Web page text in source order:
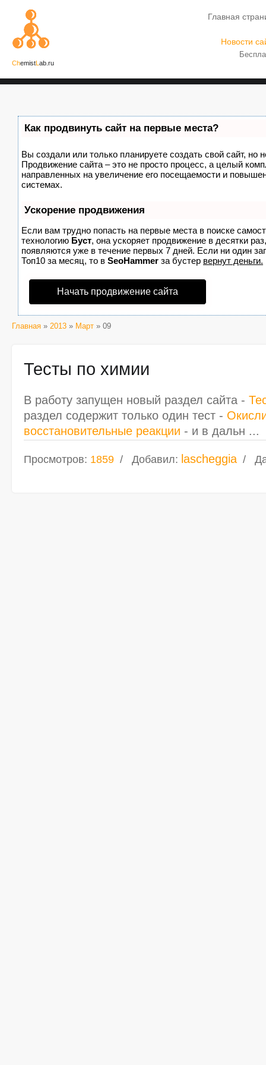
ChemistL ab.ru
Главная
Новости
Как продвинуть сайт на первые места?
Вы создали или только планируете создать свой сайт, но
Продвижение сайта – это не просто процесс, а целый
направленных на увеличение его посещаемости и
системах.
Ускорение продвижения
Если вам трудно попасть на первые места в поиске
технологию Буст, она ускоряет продвижение в десятки
появляются уже в течение первых 7 дней. Если ни один
Топ10 за месяц, то в SeoHammer за бустер вернут деньги.
Начать продвижение сайта
Главная » 2013 » Март » 09
Тесты по химии
В работу запущен новый раздел сайта -
раздел содержит только один тест -
восстановительные реакции - и в дальн ...
Просмотров: 1859 Добавил: lascheggia